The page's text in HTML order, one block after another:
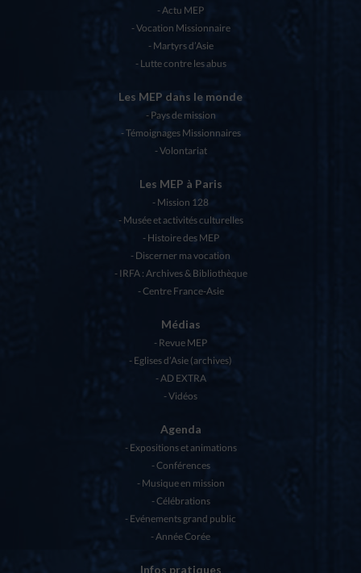
Actu MEP
Vocation Missionnaire
Martyrs d’Asie
Lutte contre les abus
Les MEP dans le monde
Pays de mission
Témoignages Missionnaires
Volontariat
Les MEP à Paris
Mission 128
Musée et activités culturelles
Histoire des MEP
Discerner ma vocation
IRFA : Archives & Bibliothèque
Centre France-Asie
Médias
Revue MEP
Eglises d’Asie (archives)
AD EXTRA
Vidéos
Agenda
Expositions et animations
Conférences
Musique en mission
Célébrations
Evénements grand public
Année Corée
Infos pratiques